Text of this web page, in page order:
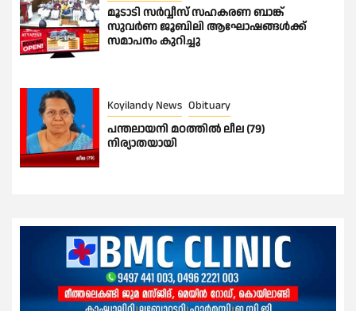
മൂടാടി സർവ്വീസ് സഹകരണ ബാങ്ക്
സുവർണ ജൂബിലി ആഘോഷങ്ങൾക്ക്
സമാപനം കുറിച്ചു
Koyilandy News Obituary
പന്തലായനി മഠത്തിൽ ലീല (79)
നിര്യാതയായി